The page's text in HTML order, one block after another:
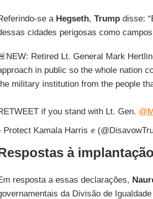
se a Hegseth, Trumpdisse:
cidades perigosas como
Retired Lt. General Mark
in public so the whole nation
military institution from the people
if you stand with Lt. Gen.
Kamala Harris ✊
à
resposta a essas declarações,
da Divisão de